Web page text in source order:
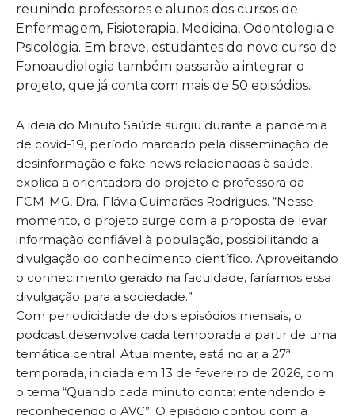
reunindo professores e alunos dos cursos de
Enfermagem, Fisioterapia, Medicina, Odontologia e
Psicologia. Em breve, estudantes do novo curso de
Fonoaudiologia também passarão a integrar o
projeto, que já conta com mais de 50 episódios.
A ideia do Minuto Saúde surgiu durante a pandemia
de covid-19, período marcado pela disseminação de
desinformação e fake news relacionadas à saúde,
explica a orientadora do projeto e professora da
FCM-MG, Dra. Flávia Guimarães Rodrigues. “Nesse
momento, o projeto surge com a proposta de levar
informação confiável à população, possibilitando a
divulgação do conhecimento científico. Aproveitando
o conhecimento gerado na faculdade, faríamos essa
divulgação para a sociedade.”
Com periodicidade de dois episódios mensais, o
podcast desenvolve cada temporada a partir de uma
temática central. Atualmente, está no ar a 27ª
temporada, iniciada em 13 de fevereiro de 2026, com
o tema “Quando cada minuto conta: entendendo e
reconhecendo o AVC”. O episódio contou com a